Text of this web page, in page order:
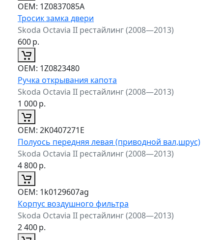
ОЕМ: 1Z0837085A
Тросик замка двери
Skoda Octavia II рестайлинг (2008—2013)
600р.
ОЕМ: 1Z0823480
Ручка открывания капота
Skoda Octavia II рестайлинг (2008—2013)
1 000р.
ОЕМ: 2K0407271E
Полуось передняя левая (приводной вал,шрус)
Skoda Octavia II рестайлинг (2008—2013)
4 800р.
ОЕМ: 1k0129607ag
Корпус воздушного фильтра
Skoda Octavia II рестайлинг (2008—2013)
2 400р.